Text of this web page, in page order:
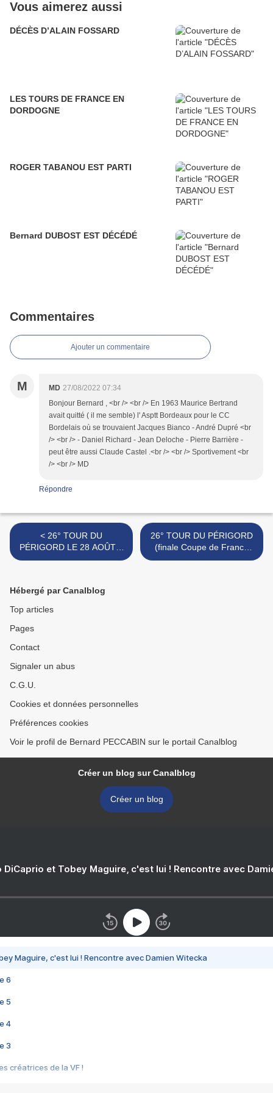
Vous aimerez aussi
DÉCÈS D’ALAIN FOSSARD
LES TOURS DE FRANCE EN
DORDOGNE
ROGER TABANOU EST PARTI
Bernard DUBOST EST DÉCÉDÉ
Commentaires
Ajouter un commentaire
M MD 27/08/2022 07:34
Bonjour Bernard , <br /> <br /> En 1963 Maurice Bertrand
avait quitté ( il me semble) l' Asptt Bordeaux pour le CC
Bordelais où se trouvaient Jacques Bianco - André Dupré <br
/> <br /> - Daniel Richard - Jean Deloche - Pierre Barrière -
peut être aussi Claude Castel .<br /> <br /> Sportivement <br
/> <br /> MD
Répondre
< 26° TOUR DU
PÉRIGORD LE 28 AOÛT A
SARLAT
26° TOUR DU PÉRIGORD
(finale Coupe de France
DN2) >
Hébergé par Canalblog
Top articles
Pages
Contact
Signaler un abus
C.G.U.
Cookies et données personnelles
Préférences cookies
Voir le profil de Bernard PECCABIN sur le portail Canalblog
Créer un blog sur Canalblog
Créer un blog
DiCaprio et Tobey Maguire, c'est lui ! Rencontre avec
Maguire, c'est lui ! Rencontre avec Damien Witecka
6
5
4
3
créatrices de la VF !